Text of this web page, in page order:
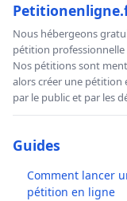
Nous hébergeons
pétition
Nos pétitions sont
alors créer une pétition
par le public et par les
Guides
Comment lancer
pétition en ligne